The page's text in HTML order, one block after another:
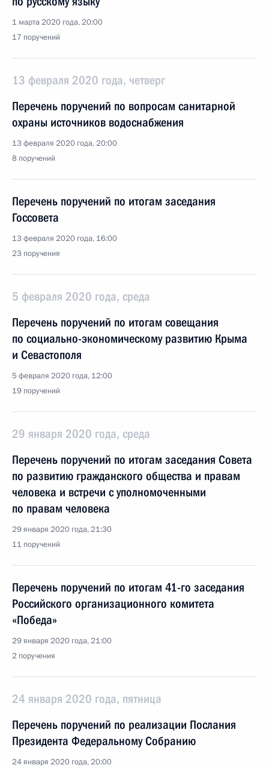
1 марта 2020 года, 20:00
17 поручений
13 февраля 2020 года, четверг
Перечень поручений по вопросам санитарной
охраны источников водоснабжения
13 февраля 2020 года, 20:00
8 поручений
Перечень поручений по итогам заседания
Госсовета
13 февраля 2020 года, 16:00
23 поручения
5 февраля 2020 года, среда
Перечень поручений по итогам совещания
по социально-экономическому развитию Крыма
и Севастополя
5 февраля 2020 года, 12:00
19 поручений
29 января 2020 года, среда
Перечень поручений по итогам заседания Совета
по развитию гражданского общества и правам
человека и встречи с уполномоченными
по правам человека
29 января 2020 года, 21:30
11 поручений
Перечень поручений по итогам 41-го заседания
Российского организационного комитета
«Победа»
29 января 2020 года, 21:00
2 поручения
24 января 2020 года, пятница
Перечень поручений по реализации Послания
Президента Федеральному Собранию
24 января 2020 года, 20:00